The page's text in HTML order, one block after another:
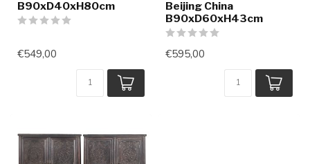
B90xD40xH80cm
€549,00
Beijing China
B90xD60xH43cm
€595,00